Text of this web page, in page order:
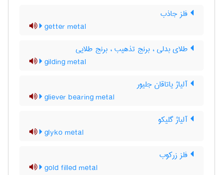
فلز جاذب
getter metal
طلای بدلی ، برنج تذهیب ، برنج طلایی
gilding metal
آلیاژ یاتاقان جلیور
gliever bearing metal
آلیاژ گلیکو
glyko metal
فلز زرکوب
gold filled metal